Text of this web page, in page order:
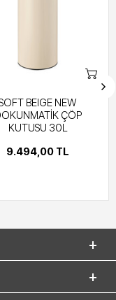
BEIGE NEW
ÇÖP
KUTUSU 30L
9.494,00 TL